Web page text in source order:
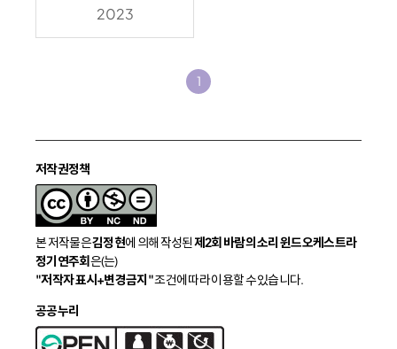
2023
1
저작권정책
본 저작물은김정현에 의해 작성된제2회 바람의 소리 윈드오케스트라
정기연주회은(는)
"저작자 표시+변경금지"조건에 따라 이용할 수 있습니다.
공공누리